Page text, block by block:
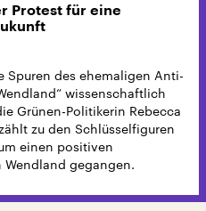
Protest für eine
Spuren des ehemaligen Anti-
wissenschaftlich
Grünen-Politikerin Rebecca
zu den Schlüsselfiguren
einen positiven
gegangen.